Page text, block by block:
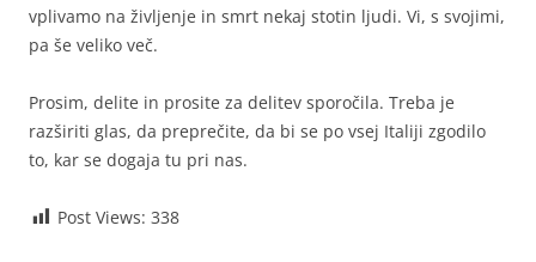
vplivamo na življenje in smrt nekaj stotin ljudi. Vi, s svojimi,
pa še veliko več.
Prosim, delite in prosite za delitev sporočila. Treba je
razširiti glas, da preprečite, da bi se po vsej Italiji zgodilo
to, kar se dogaja tu pri nas.
Post Views: 338